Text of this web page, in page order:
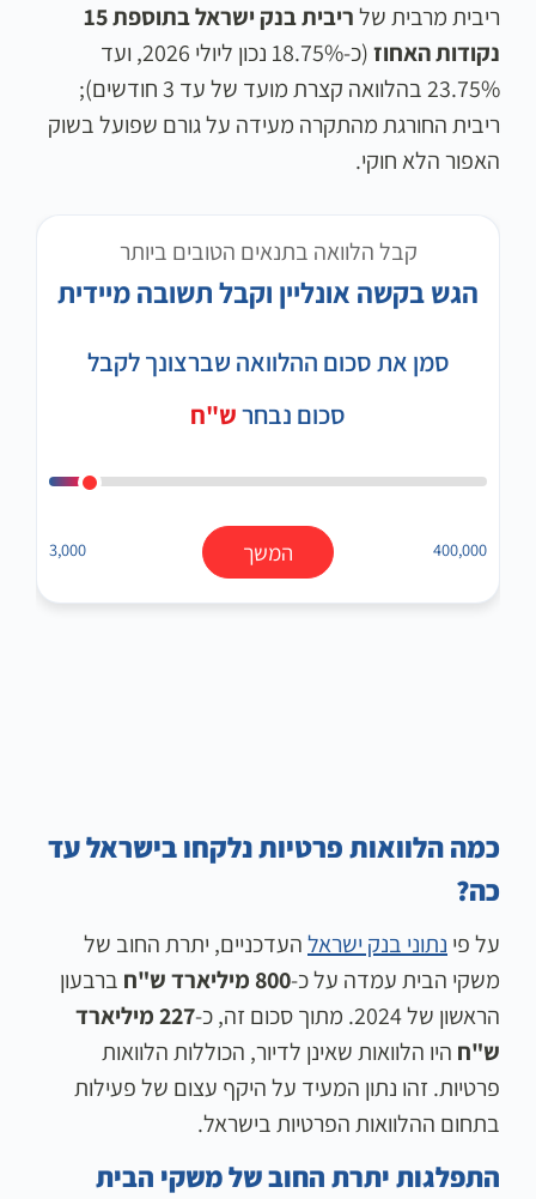
ריבית מרבית של
ריבית בנק ישראל בתוספת 15
נקודות האחוז
(כ-18.75% נכון ליולי 2026, ועד
23.75% בהלוואה קצרת מועד של עד 3 חודשים);
ריבית החורגת מהתקרה מעידה על גורם שפועל בשוק
האפור הלא חוקי.
קבל הלוואה בתנאים הטובים ביותר
הגש בקשה אונליין וקבל תשובה מיידית
סמן את סכום ההלוואה שברצונך לקבל
סכום נבחרש"ח
3,000 400,000 המשך
כמה הלוואות פרטיות נלקחו בישראל עד
כה?
על פי נתוני בנק ישראלהעדכניים, יתרת החוב של
משקי הבית עמדה על כ-800 מיליארד ש"ח
ברבעון
הראשון של 2024. מתוך סכום זה, כ-
227 מיליארד
ש"ח היו הלוואות שאינן לדיור, הכוללות הלוואות
פרטיות. זהו נתון המעיד על היקף עצום של פעילות
בתחום ההלוואות הפרטיות בישראל.
התפלגות יתרת החוב של משקי הבית